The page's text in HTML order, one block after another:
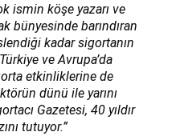
ismin köşe yazarı ve
bünyesinde barındıran
kadar sigortanın
ve Avrupa’da
etkinliklerine de
dünü ile yarını
Gazetesi, 40 yıldır
tutuyor.”